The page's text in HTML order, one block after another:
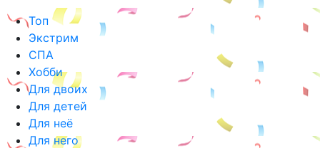
Топ
Экстрим
СПА
Хобби
Для двоих
Для детей
Для неё
Для него